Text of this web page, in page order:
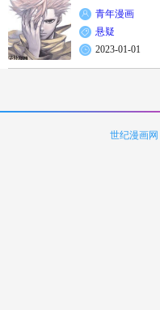
青年漫画
悬疑
2023-01-01
世纪漫画网